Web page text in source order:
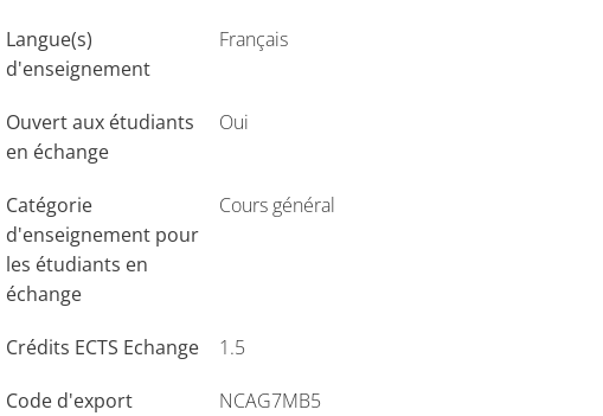
Langue(s)
d'enseignement
Français
Ouvert aux étudiants
en échange
Oui
Catégorie
d'enseignement pour
les étudiants en
échange
Cours général
Crédits ECTS Echange 1.5
Code d'export
NCAG7MB5